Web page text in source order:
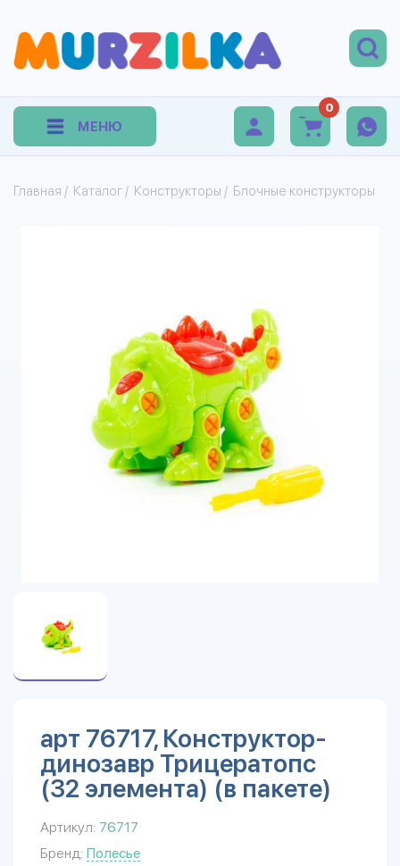
МЕНЮ
0
Главная / Каталог / Конструкторы / Блочные конструкторы
арт 76717, Конструктор-
динозавр Трицератопс
(32 элемента) (в пакете)
Артикул: 76717
Бренд: Полесье